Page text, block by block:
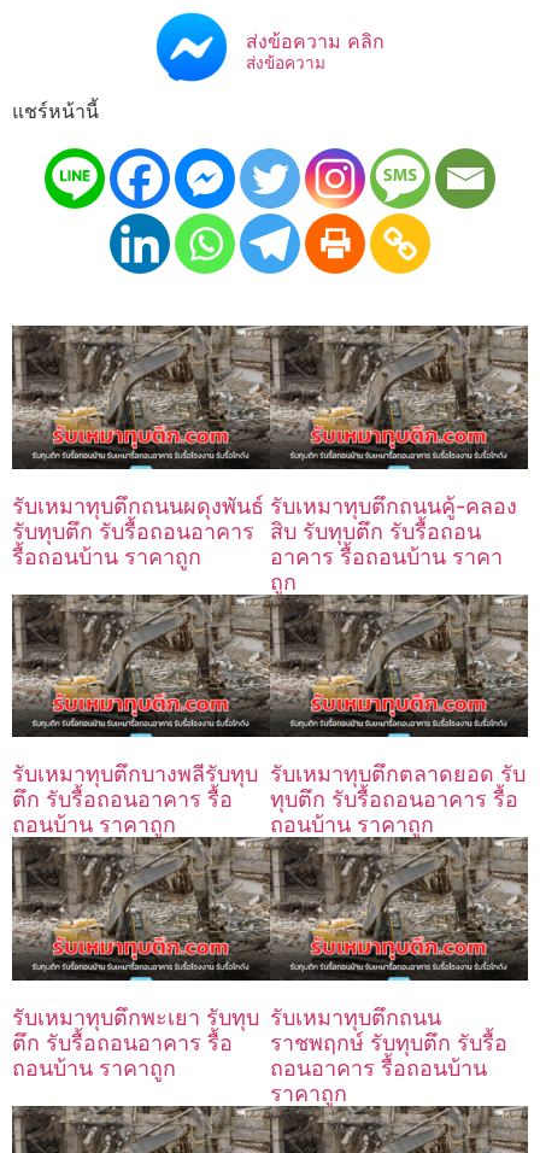
ส่งข้อความ คลิก
ส่งข้อความ
แชร์หน้านี้
รับเหมาทุบตึกถนนผดุงพันธ์
รับทุบตึก รับรื้อถอนอาคาร
รื้อถอนบ้าน ราคาถูก
รับเหมาทุบตึกถนนคู้-คลอง
สิบ รับทุบตึก รับรื้อถอน
อาคาร รื้อถอนบ้าน ราคา
ถูก
รับเหมาทุบตึกบางพลีรับทุบ
ตึก รับรื้อถอนอาคาร รื้อ
ถอนบ้าน ราคาถูก
รับเหมาทุบตึกตลาดยอด รับ
ทุบตึก รับรื้อถอนอาคาร รื้อ
ถอนบ้าน ราคาถูก
รับเหมาทุบตึกพะเยา รับทุบ
ตึก รับรื้อถอนอาคาร รื้อ
ถอนบ้าน ราคาถูก
รับเหมาทุบตึกถนน
ราชพฤกษ์ รับทุบตึก รับรื้อ
ถอนอาคาร รื้อถอนบ้าน
ราคาถูก